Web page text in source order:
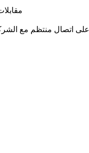
على اتصال منتظم مع